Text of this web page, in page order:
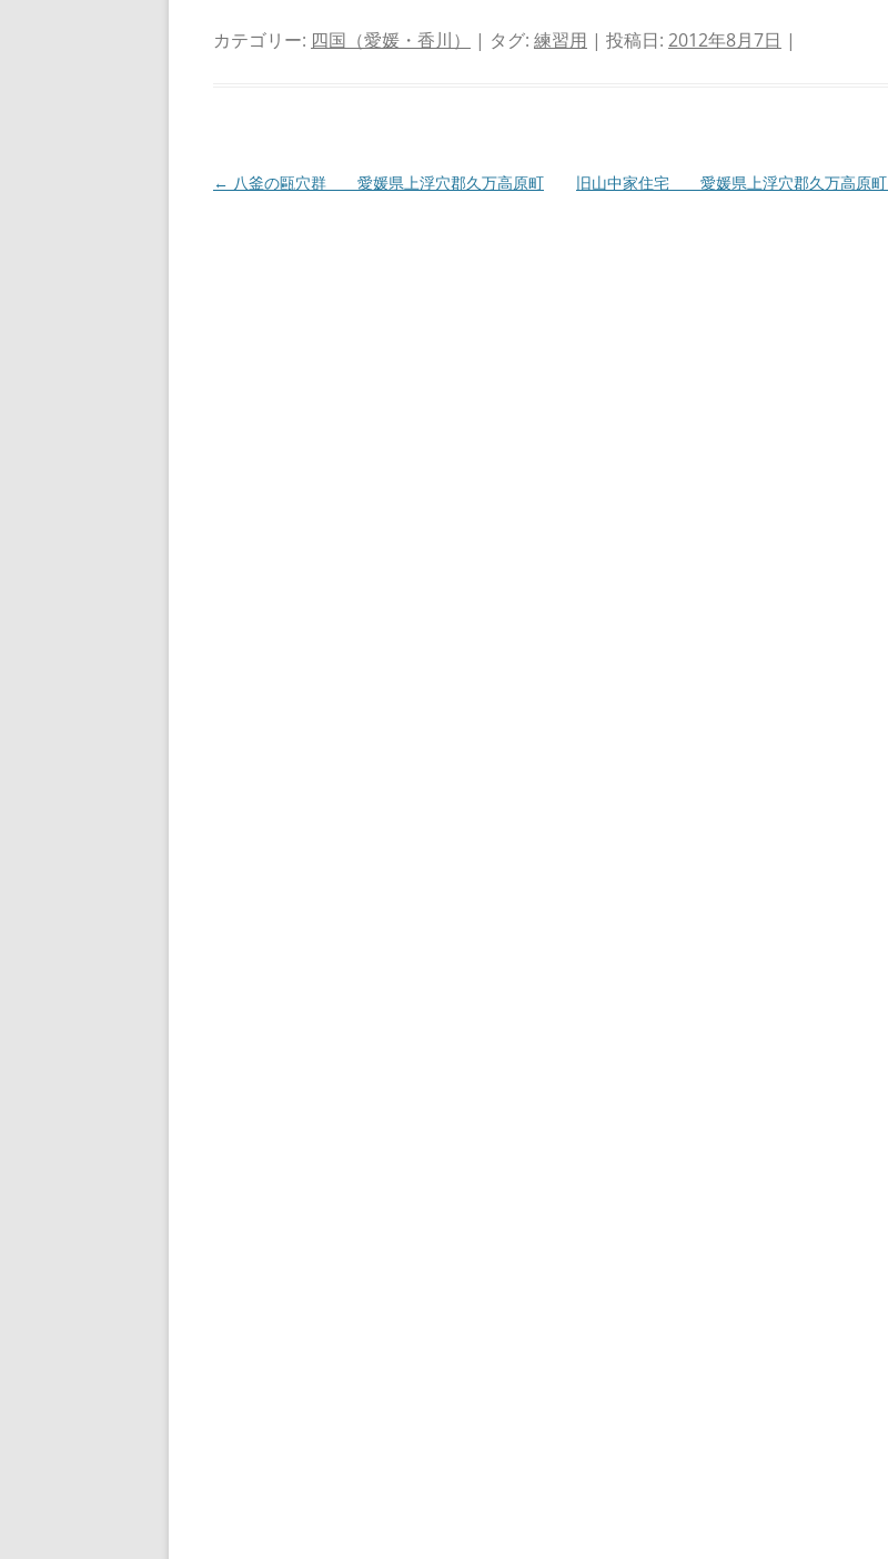
カテゴリー: 四国（愛媛・香川） | タグ: 練習用 | 投稿日: 2012年8月7日 |
投
← 八釜の甌穴群 愛媛県上浮穴郡久万高原町 旧山中家住宅 愛媛県上浮穴郡久万高原町